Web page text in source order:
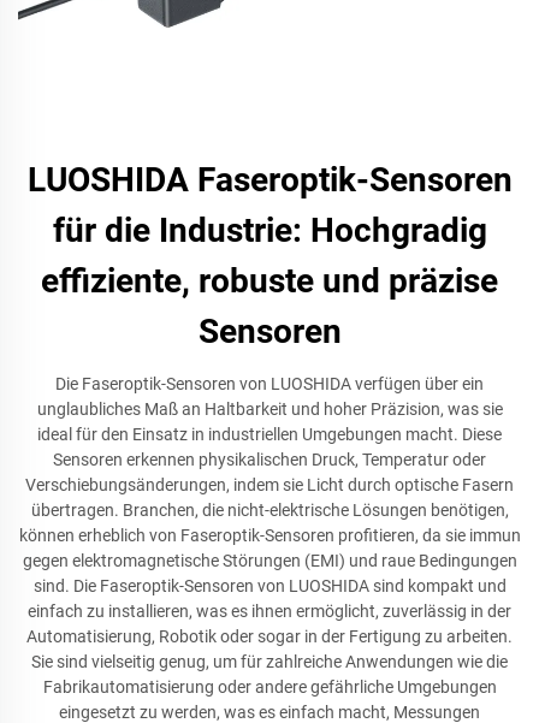
LUOSHIDA Faseroptik-Sensoren
für die Industrie: Hochgradig
effiziente, robuste und präzise
Sensoren
Die Faseroptik-Sensoren von LUOSHIDA verfügen über ein
unglaubliches Maß an Haltbarkeit und hoher Präzision, was sie
ideal für den Einsatz in industriellen Umgebungen macht. Diese
Sensoren erkennen physikalischen Druck, Temperatur oder
Verschiebungsänderungen, indem sie Licht durch optische Fasern
übertragen. Branchen, die nicht-elektrische Lösungen benötigen,
können erheblich von Faseroptik-Sensoren profitieren, da sie immun
gegen elektromagnetische Störungen (EMI) und raue Bedingungen
sind. Die Faseroptik-Sensoren von LUOSHIDA sind kompakt und
einfach zu installieren, was es ihnen ermöglicht, zuverlässig in der
Automatisierung, Robotik oder sogar in der Fertigung zu arbeiten.
Sie sind vielseitig genug, um für zahlreiche Anwendungen wie die
Fabrikautomatisierung oder andere gefährliche Umgebungen
eingesetzt zu werden, was es einfach macht, Messungen